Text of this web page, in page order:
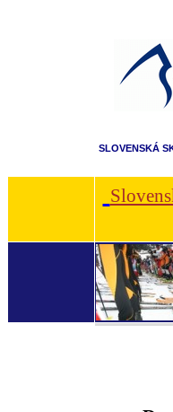
SLOVENSKÁ